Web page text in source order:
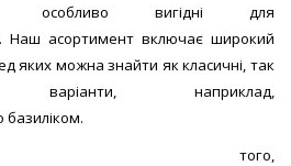
особливо вигідні для
Наш асортимент включає широкий
яких можна знайти як класичні, так
наприклад,
базиліком.
того,